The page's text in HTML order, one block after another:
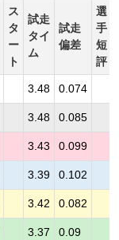
ス
タ
ー
ト
試走
タイ
ム
試走
偏差
選
手
短
評
3.48 0.074
3.48 0.085
3.43 0.099
3.39 0.102
3.42 0.082
3.37 0.09